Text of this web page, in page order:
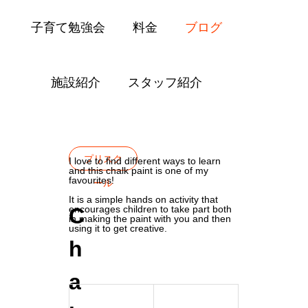
子育て勉強会 料金 ブログ
施設紹介 スタッフ紹介
プリスク
ール
C
h
a
I love to find different ways to learn
and this chalk paint is one of my
favourites!
It is a simple hands on activity that
encourages children to take part both
in making the paint with you and then
using it to get creative.